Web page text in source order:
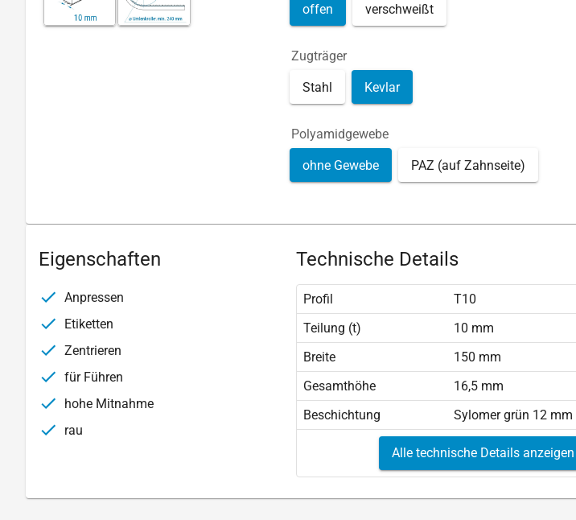
offen verschweißt
Zugträger
Stahl Kevlar
Polyamidgewebe
ohne Gewebe PAZ (auf Zahnseite)
Eigenschaften
Anpressen
Etiketten
Zentrieren
für Führen
hohe Mitnahme
rau
Technische Details
Profil
T10
Teilung (t)
10 mm
Breite
150 mm
Gesamthöhe
16,5 mm
Beschichtung
Sylomer grün 12 mm
Alle technische Details anzeigen